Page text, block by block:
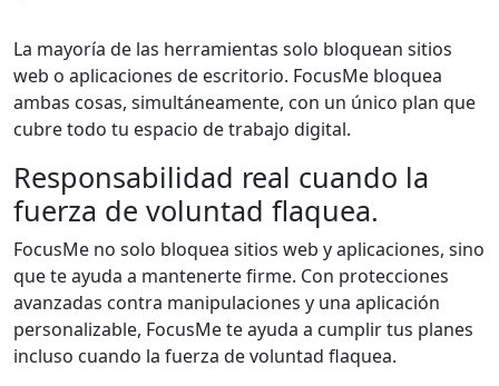
La mayoría de las herramientas solo bloquean sitios
web o aplicaciones de escritorio. FocusMe bloquea
ambas cosas, simultáneamente, con un único plan que
cubre todo tu espacio de trabajo digital.
Responsabilidad real cuando la
fuerza de voluntad flaquea.
FocusMe no solo bloquea sitios web y aplicaciones, sino
que te ayuda a mantenerte firme. Con protecciones
avanzadas contra manipulaciones y una aplicación
personalizable, FocusMe te ayuda a cumplir tus planes
incluso cuando la fuerza de voluntad flaquea.